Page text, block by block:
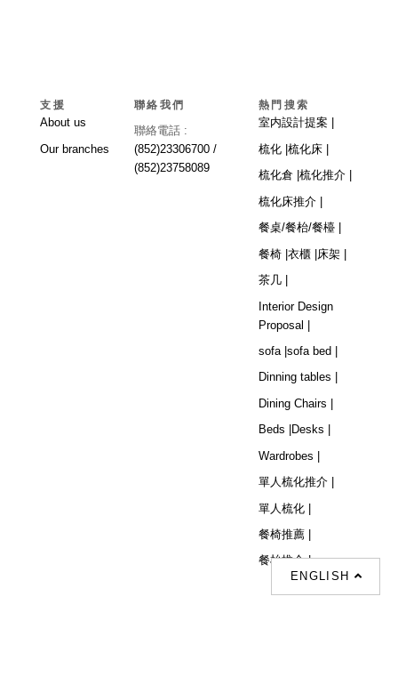
ENGLISH
支援
About us
Our branches
聯絡我們
聯絡電話 :
(852)23306700 /
(852)23758089
熱門搜索
室内設計提案 |
梳化 | 梳化床 |
梳化倉 | 梳化推介 |
梳化床推介 |
餐桌/餐枱/餐檯 |
餐椅 |衣櫃 |床架 |
茶几 |
Interior Design
Proposal |
sofa | sofa bed |
Dinning tables |
Dining Chairs |
Beds |
Desks |
Wardrobes |
單人梳化推介 |
單人梳化 |
餐椅推薦 |
餐枱推介 |